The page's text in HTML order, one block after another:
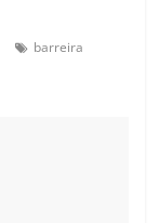
barreira